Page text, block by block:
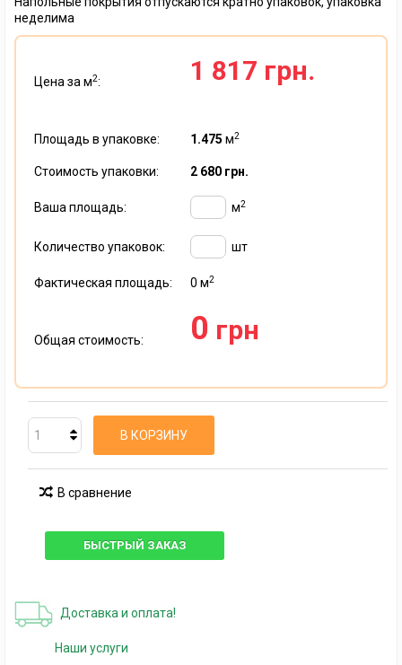
неделима
Цена за м2: 1 817 грн.
Площадь в упаковке: 1.475 м2
Стоимость упаковки: 2 680 грн.
Ваша площадь: м2
Количество упаковок: шт
Фактическая площадь: 0 м2
Общая стоимость: 0 грн
В КОРЗИНУ
В сравнение
БЫСТРЫЙ ЗАКАЗ
Доставка и оплата!
Наши услуги